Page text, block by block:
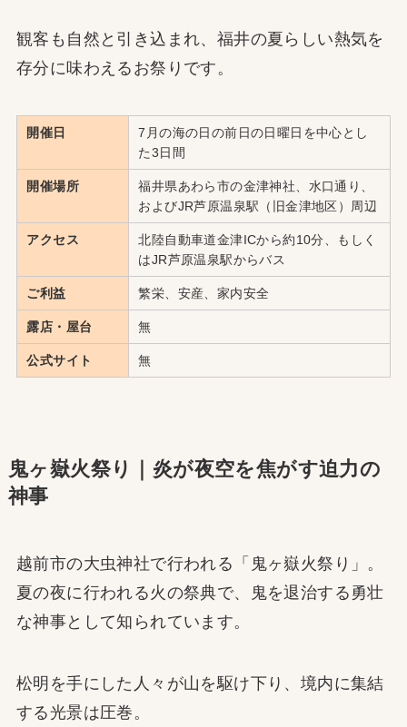
観客も自然と引き込まれ、福井の夏らしい熱気を
存分に味わえるお祭りです。
開催日
7月の海の日の前日の日曜日を中心とし
た3日間
開催場所
福井県あわら市の金津神社、水口通り、
およびJR芦原温泉駅（旧金津地区）周辺
アクセス
北陸自動車道金津ICから約10分、もしく
はJR芦原温泉駅からバス
ご利益 繁栄、安産、家内安全
露店・屋台 無
公式サイト 無
鬼ヶ嶽火祭り｜炎が夜空を焦がす迫力の
神事
越前市の大虫神社で行われる「鬼ヶ嶽火祭り」。
夏の夜に行われる火の祭典で、鬼を退治する勇壮
な神事として知られています。
松明を手にした人々が山を駆け下り、境内に集結
する光景は圧巻。